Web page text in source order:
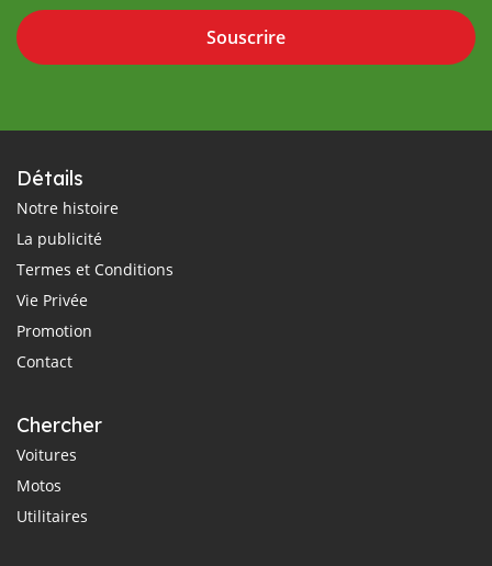
Souscrire
Détails
Notre histoire
La publicité
Termes et Conditions
Vie Privée
Promotion
Contact
Chercher
Voitures
Motos
Utilitaires